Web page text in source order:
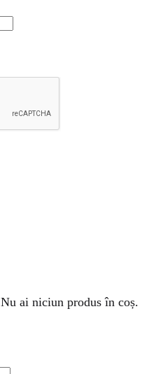
Nu ai niciun produs în coș.